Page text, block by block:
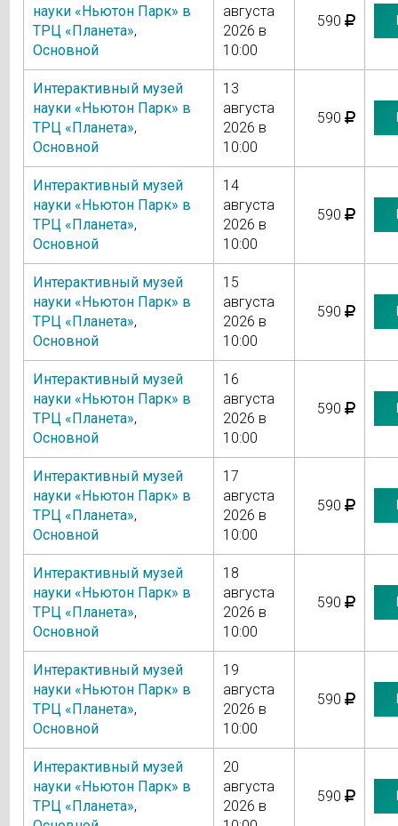
науки «Ньютон Парк» в
ТРЦ «Планета»,
Основной
августа
2026 в
10:00
590
Интерактивный музей
науки «Ньютон Парк» в
ТРЦ «Планета»,
Основной
13
августа
2026 в
10:00
590
Интерактивный музей
науки «Ньютон Парк» в
ТРЦ «Планета»,
Основной
14
августа
2026 в
10:00
590
Интерактивный музей
науки «Ньютон Парк» в
ТРЦ «Планета»,
Основной
15
августа
2026 в
10:00
590
Интерактивный музей
науки «Ньютон Парк» в
ТРЦ «Планета»,
Основной
16
августа
2026 в
10:00
590
Интерактивный музей
науки «Ньютон Парк» в
ТРЦ «Планета»,
Основной
17
августа
2026 в
10:00
590
Интерактивный музей
науки «Ньютон Парк» в
ТРЦ «Планета»,
Основной
18
августа
2026 в
10:00
590
Интерактивный музей
науки «Ньютон Парк» в
ТРЦ «Планета»,
Основной
19
августа
2026 в
10:00
590
Интерактивный музей
науки «Ньютон Парк» в
ТРЦ «Планета»,
20
августа
2026 в
590